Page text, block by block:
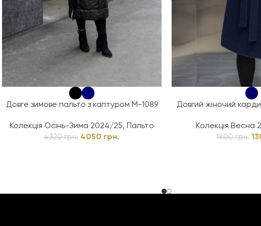
Довге зимове пальто з каптуром М-1089
Колекція Осінь-Зима 2024/25, Пальто
4320грн. 4050 грн.
Довгий жіночий
Колекція Весна
1800грн.